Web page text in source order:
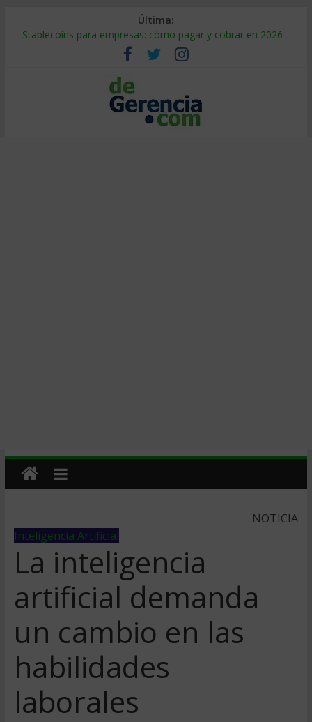
Última:
Stablecoins para empresas: cómo pagar y cobrar en 2026
Despido silencioso: qué es y por qué sale tan caro
IA en selección de personal: cómo auditarla a tiempo
Trabajo forzoso en la cadena de suministro: qué hacer
Mercado hispano de EE. UU.: cómo segmentarlo y venderle
NOTICIA
Inteligencia Artificial
La inteligencia
artificial demanda
un cambio en las
habilidades
laborales